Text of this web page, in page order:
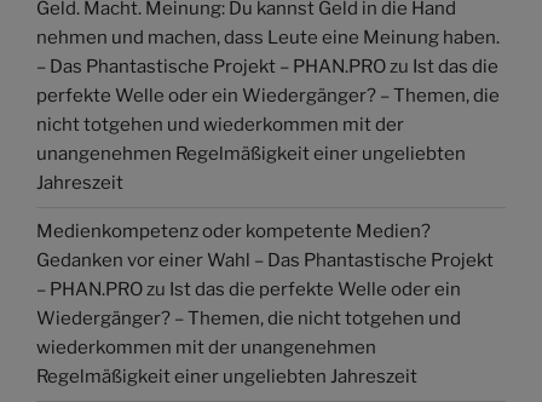
Geld. Macht. Meinung: Du kannst Geld in die Hand
nehmen und machen, dass Leute eine Meinung haben.
– Das Phantastische Projekt – PHAN.PROzu Ist das die
perfekte Welle oder ein Wiedergänger? – Themen, die
nicht totgehen und wiederkommen mit der
unangenehmen Regelmäßigkeit einer ungeliebten
Jahreszeit
Medienkompetenz oder kompetente Medien?
Gedanken vor einer Wahl – Das Phantastische Projekt
– PHAN.PROzu Ist das die perfekte Welle oder ein
Wiedergänger? – Themen, die nicht totgehen und
wiederkommen mit der unangenehmen
Regelmäßigkeit einer ungeliebten Jahreszeit